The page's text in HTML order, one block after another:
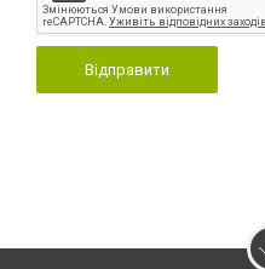
Відправити